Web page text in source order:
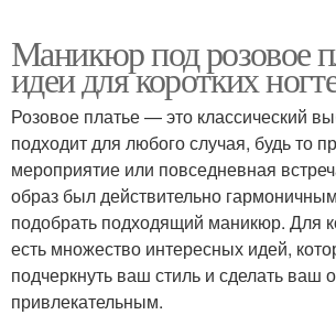
Маникюр под розовое
идеи для коротких
Розовое платье — это классический
подходит для любого случая, будь то
мероприятие или повседневная
образ был действительно
подобрать подходящий маникюр. Для
есть множество интересных идей,
подчеркнуть ваш стиль и сделать ваш
привлекательным.